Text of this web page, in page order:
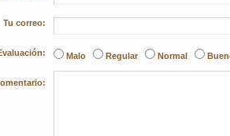
Tu correo:
Malo Regular Normal